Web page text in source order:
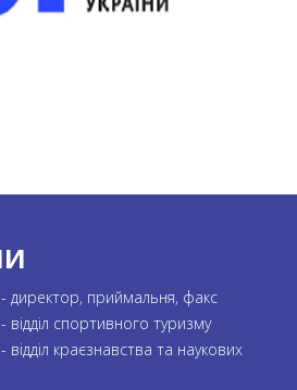
директор, приймальня, факс
спортивного туризму
краєзнавства та наукових